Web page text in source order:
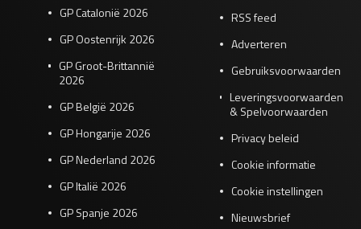
GP Catalonië 2026
GP Oostenrijk 2026
GP Groot-Brittannië
2026
GP België 2026
GP Hongarije 2026
GP Nederland 2026
GP Italië 2026
GP Spanje 2026
RSS feed
Adverteren
Gebruiksvoorwaarden
Leveringsvoorwaarden
& Spelvoorwaarden
Privacy beleid
Cookie informatie
Cookie instellingen
Nieuwsbrief